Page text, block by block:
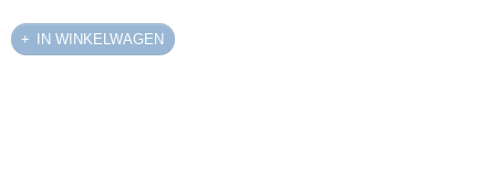
IN WINKELWAGEN